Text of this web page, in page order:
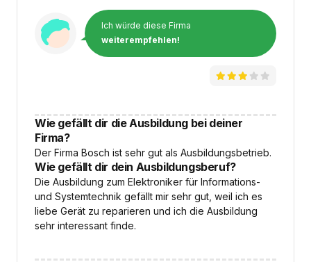
Ich würde diese Firma
weiterempfehlen!
Wie gefällt dir die Ausbildung bei deiner
Firma?
Der Firma Bosch ist sehr gut als Ausbildungsbetrieb.
Wie gefällt dir dein Ausbildungsberuf?
Die Ausbildung zum Elektroniker für Informations-
und Systemtechnik gefällt mir sehr gut, weil ich es
liebe Gerät zu reparieren und ich die Ausbildung
sehr interessant finde.